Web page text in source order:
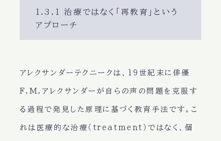
1.3.1 治療ではなく「再教育」という
アプローチ
アレクサンダーテクニークは、19世紀末に俳優
F.M.アレクサンダーが自らの声の問題を克服す
る過程で発見した原理に基づく教育手法です。こ
れは医療的な治療（treatment）ではなく、個